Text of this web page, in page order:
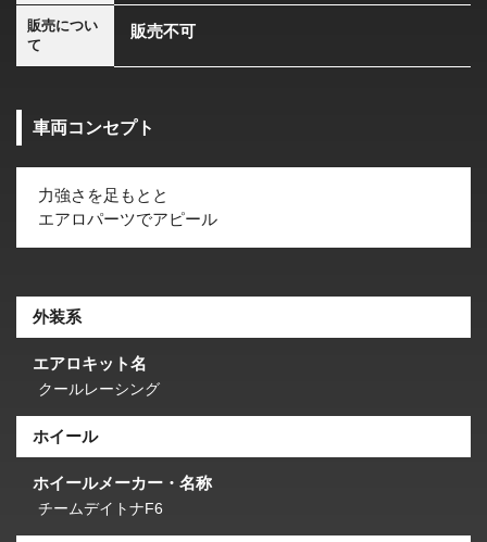
販売につい
て
販売不可
車両コンセプト
力強さを足もとと
エアロパーツでアピール
外装系
エアロキット名
クールレーシング
ホイール
ホイールメーカー・名称
チームデイトナF6